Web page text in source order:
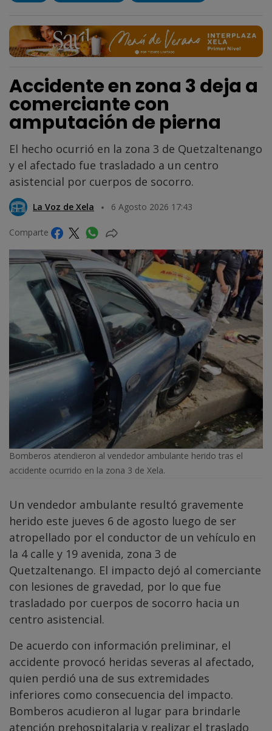
Accidente en zona 3 deja a
comerciante con
amputación de pierna
El hecho ocurrió en la zona 3 de Quetzaltenango
y el afectado fue trasladado a un centro
asistencial por cuerpos de socorro.
La Voz de Xela 6 Agosto 2026 17:43
Comparte
Bomberos atendieron al vendedor ambulante herido tras el
accidente ocurrido en la zona 3 de Xela.
Un vendedor ambulante resultó gravemente
herido este jueves 6 de agosto luego de ser
atropellado por el conductor de un vehículo en
la 4 calle y 19 avenida, zona 3 de
Quetzaltenango. El impacto dejó al comerciante
con lesiones de gravedad, por lo que fue
trasladado por cuerpos de socorro hacia un
centro asistencial.
De acuerdo con información preliminar, el
accidente provocó heridas severas al afectado,
quien perdió una de sus extremidades
inferiores como consecuencia del impacto.
Bomberos acudieron al lugar para brindarle
atención prehospitalaria y realizar el traslado